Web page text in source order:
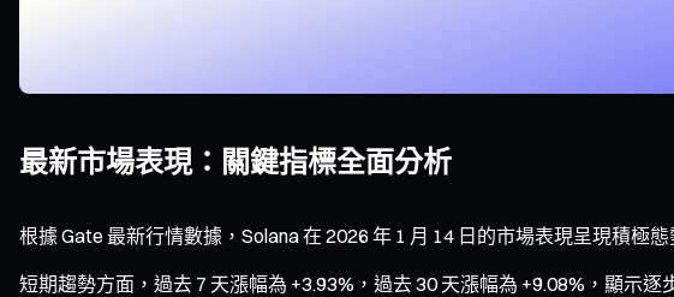
最新市場表現：關鍵指標全面分析
根據 Gate 最新行情數據，Solana 在 2026 年 1 月 14 日的市場表現呈現積極
短期趨勢方面，過去 7 天漲幅為 +3.93%，過去 30 天漲幅為 +9.08%，顯示